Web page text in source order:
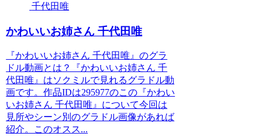
千代田唯
かわいいお姉さん 千代田唯
『かわいいお姉さん 千代田唯』のグラ
ドル動画とは？『かわいいお姉さん 千
代田唯』はソクミルで見れるグラドル動
画です。作品IDは295977のこの『かわい
いお姉さん 千代田唯』について今回は
見所やシーン別のグラドル画像があれば
紹介。このオスス...